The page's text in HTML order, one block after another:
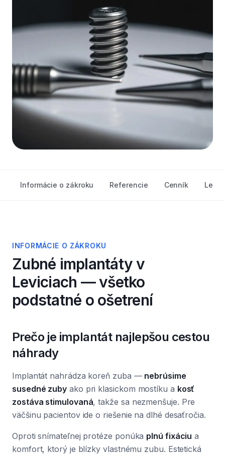
Informácie o zákroku Referencie Cenník
INFORMÁCIE O ZÁKROKU
Zubné implantátyv
Leviciach — všetko
podstatné o ošetrení
Prečo je implantát najlepšou cestou
náhrady
Implantát nahrádza koreň zuba — nebrúsime
susedné zuby ako pri klasickom mostíku a kosť
zostáva stimulovaná, takže sa nezmenšuje. Pre
väčšinu pacientov ide o riešenie na dlhé desaťročia.
Oproti snímateľnej protéze ponúka plnú fixáciu a
komfort, ktorý je blízky vlastnému zubu. Estetická